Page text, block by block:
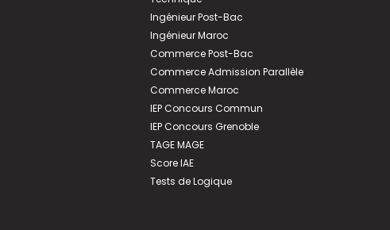
Ingénieur Post-Bac
Ingénieur Maroc
Commerce Post-Bac
Commerce Admission Parallèle
Commerce Maroc
IEP Concours Commun
IEP Concours Grenoble
TAGE MAGE
Score IAE
Tests de Logique